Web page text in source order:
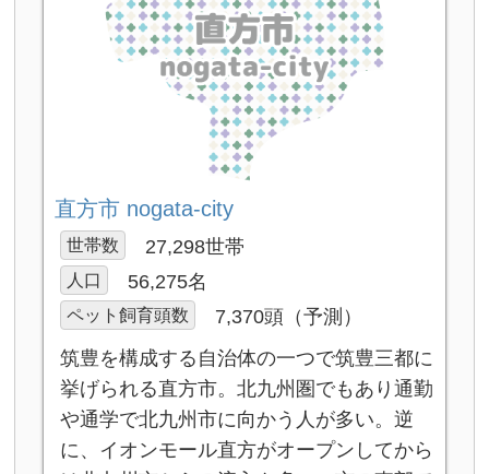
直方市 nogata-city
世帯数 27,298世帯
人口 56,275名
ペット飼育頭数
7,370頭（予測）
筑豊を構成する自治体の一つで筑豊三都に
挙げられる直方市。北九州圏でもあり通勤
や通学で北九州市に向かう人が多い。逆
に、イオンモール直方がオープンしてから